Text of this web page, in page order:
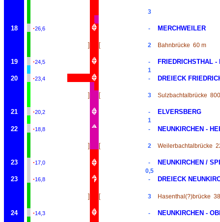
3
18 ·26,6 - MERCHWEILER
] [ 2 Bahnbrücke 60 m
19 ·24,5 - FRIEDRICHSTHAL -
1
20 ·23,4 - DREIECK
] [ 3 Sulzbachtalbrücke
21 ·20,2 - ELVERSBERG
1
22 ·18,8 - NEUNKIRCHEN -
] [ 2 Weilerbachtalbrücke
23 ·17,0 - NEUNKIRCHEN /
0,5
23 ·16,8 - DREIECK
] [ 3 Hasenthal(?)brücke
24 ·14,3 - NEUNKIRCHEN -